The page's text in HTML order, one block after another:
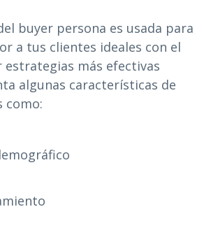
buyer persona es usada para
a tus clientes ideales con el
más efectivas
algunas características de
como: